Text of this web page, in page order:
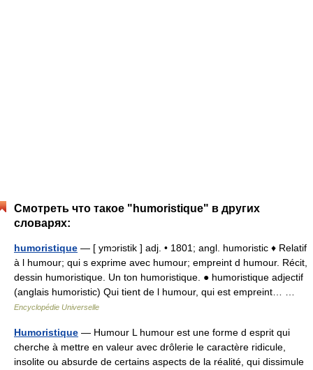
Смотреть что такое "humoristique" в других
словарях:
humoristique — [ ymɔristik ] adj. • 1801; angl. humoristic ♦ Relatif
à l humour; qui s exprime avec humour; empreint d humour. Récit,
dessin humoristique. Un ton humoristique. ● humoristique adjectif
(anglais humoristic) Qui tient de l humour, qui est empreint… …
Encyclopédie Universelle
Humoristique — Humour L humour est une forme d esprit qui
cherche à mettre en valeur avec drôlerie le caractère ridicule,
insolite ou absurde de certains aspects de la réalité, qui dissimule